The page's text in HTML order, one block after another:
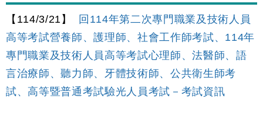
【114/3/21】
回114年第二次專門職業及技術人員
高等考試營養師、護理師、社會工作師考試、114年
專門職業及技術人員高等考試心理師、法醫師、語
言治療師、聽力師、牙體技術師、公共衛生師考
試、高等暨普通考試驗光人員考試－考試資訊